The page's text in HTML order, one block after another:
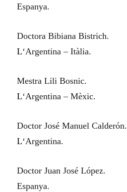
Espanya.
Doctora Bibiana Bistrich.
L‘Argentina – Itàlia.
Mestra Lili Bosnic.
L‘Argentina – Mèxic.
Doctor José Manuel Calderón.
L‘Argentina.
Doctor Juan José López.
Espanya.